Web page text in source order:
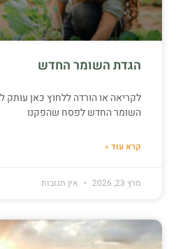
הגדת השומר החדש
לקריאה או הורדה ללחוץ כאן עותק
השומר החדש לפסח שהפקנו
קרא עוד »
מרץ 23, 2026 אין תגובות